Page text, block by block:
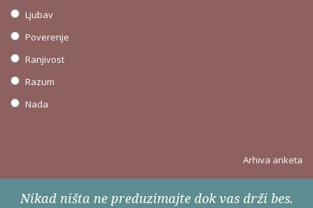
Ljubav
Poverenje
Ranjivost
Razum
Nada
Arhiva anketa
Nikad ništa ne preduzimajte dok vas drži bes.